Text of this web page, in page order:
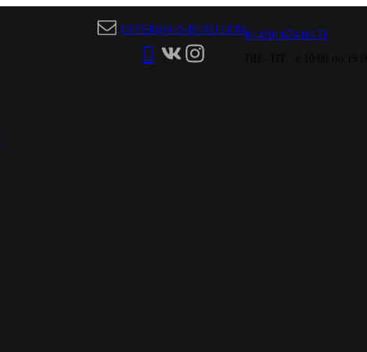
OFFER@A-S-BURO.COM8 (499) 674-06-71
ПН - ПТ : с 10:00 по 19:00